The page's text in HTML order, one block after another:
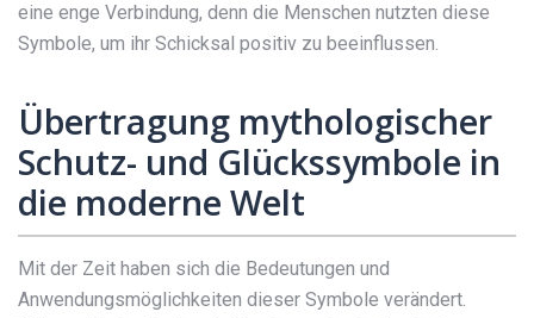
eine enge Verbindung, denn die Menschen nutzten diese
Symbole, um ihr Schicksal positiv zu beeinflussen.
Übertragung mythologischer
Schutz- und Glückssymbole in
die moderne Welt
Mit der Zeit haben sich die Bedeutungen und
Anwendungsmöglichkeiten dieser Symbole verändert.